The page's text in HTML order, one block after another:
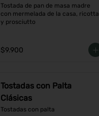
Tostada de pan de masa madre
con mermelada de la casa, ricotta
y prosciutto
$9.900
Tostadas con Palta
Clásicas
Tostadas con palta